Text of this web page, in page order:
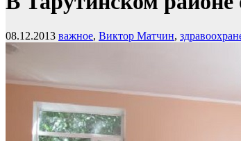
08.12.2013 важное, Виктор Матчин,